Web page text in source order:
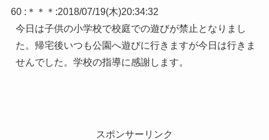
60 : ＊＊＊ :2018/07/19(木)20:34:32
今日は子供の小学校で校庭での遊びが禁止となりまし
た。帰宅後いつも公園へ遊びに行きますが今日は行きま
せんでした。学校の指導に感謝します。
スポンサーリンク